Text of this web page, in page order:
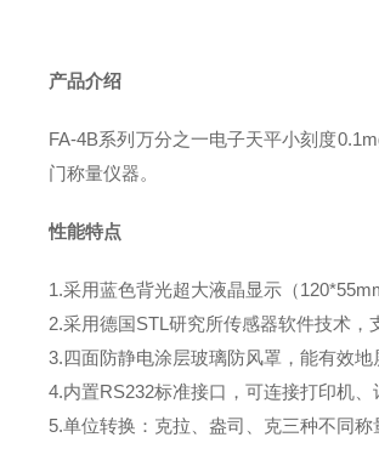
产品介绍
FA-4B系列万分之一电子天平小刻度
门称量仪器。
性能特点
1.采用蓝色背光超大液晶显示（
2.采用德国STL研究所传感器软件技术
3.四面防静电涂层玻璃防风罩，能有效
4.内置RS232标准接口，可连接打印机、
5.单位转换：克拉、盎司、克三种不同称